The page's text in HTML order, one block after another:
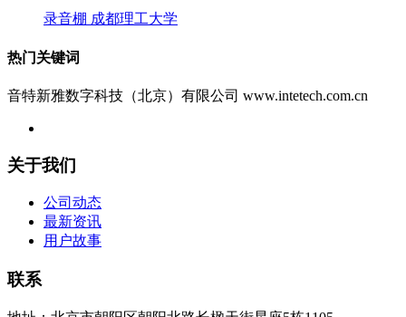
录音棚 成都理工大学
热门关键词
音特新雅数字科技（北京）有限公司 www.intetech.com.cn
关于我们
公司动态
最新资讯
用户故事
联系